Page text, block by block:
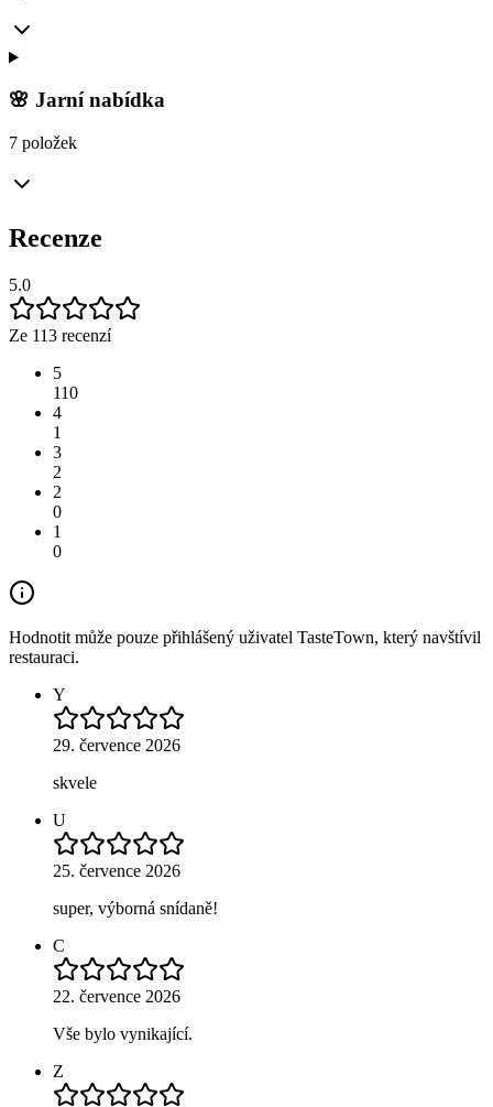
🌸 Jarní nabídka
7 položek
Recenze
5.0
Ze 113 recenzí
5
110
4
1
3
2
2
0
1
0
Hodnotit může pouze přihlášený uživatel TasteTown, který navštívil
restauraci.
Y
29. července 2026
skvele
U
25. července 2026
super, výborná snídaně!
C
22. července 2026
Vše bylo vynikající.
Z